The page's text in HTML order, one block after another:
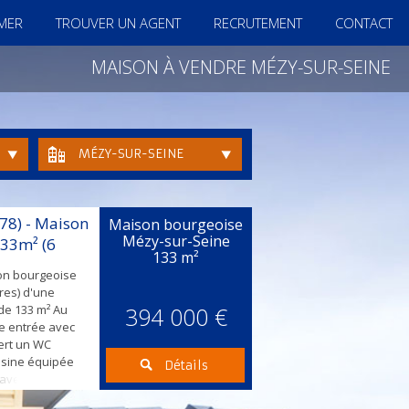
TROUVER UN AGENT RECRUTEMENT CONTACT
MAISON À VENDRE MÉZY-SUR-SEINE
MÉZY-SUR-SEINE
- Maison
(6
bourgeoise
d'une
133 m² Au
entrée avec
un WC
équipée
cheminée
et le
Maison bourgeoise
Mézy-sur-Seine
133 m²
394 000 €
Détails